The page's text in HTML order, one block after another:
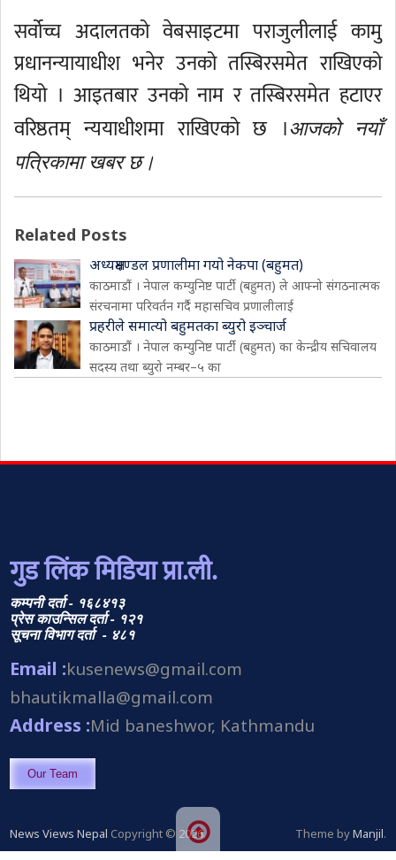
सर्वोच्च अदालतको वेबसाइटमा पराजुलीलाई कामु
प्रधानन्यायाधीश भनेर उनको तस्बिरसमेत राखिएको
थियो । आइतबार उनको नाम र तस्बिरसमेत हटाएर
वरिष्ठतम् न्ययाधीशमा राखिएको छ ।आजको नयाँ
पत्रिकामा खबर छ।
Related Posts
अध्यक्षमण्डल प्रणालीमा गयो नेकपा (बहुमत)
काठमाडौं । नेपाल कम्युनिष्ट पार्टी (बहुमत) ले आफ्नो संगठनात्मक
संरचनामा परिवर्तन गर्दै महासचिव प्रणालीलाई
प्रहरीले समात्यो बहुमतका ब्युरो इञ्चार्ज
काठमाडौं । नेपाल कम्युनिष्ट पार्टी (बहुमत) का केन्द्रीय सचिवालय
सदस्य तथा ब्युरो नम्बर–५ का
गुड लिंक मिडिया प्रा.ली.
कम्पनी दर्ता - १६८४१३
प्रेस काउन्सिल दर्ता - १२१
सूचना विभाग दर्ता - ४८१
Email :kusenews@gmail.com
bhautikmalla@gmail.com
Address :Mid baneshwor, Kathmandu
Our Team
News Views Nepal Copyright © 2026. Theme byManjil.